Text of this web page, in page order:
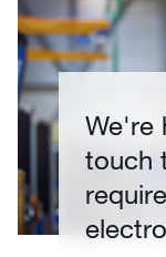
We're
touch